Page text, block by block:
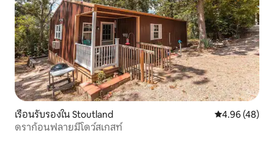
เรือนรับรองใน Stoutland คะแนนเฉลี่ย
4.96 (48)
ดราก้อนฟลายมีโดว์สเกสท์